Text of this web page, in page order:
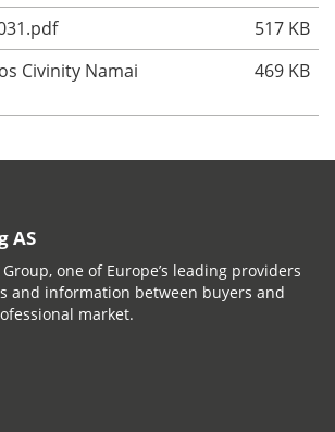
517 KB
Civinity Namai
469 KB
AS
one of Europe’s leading providers
and information between buyers and
market.